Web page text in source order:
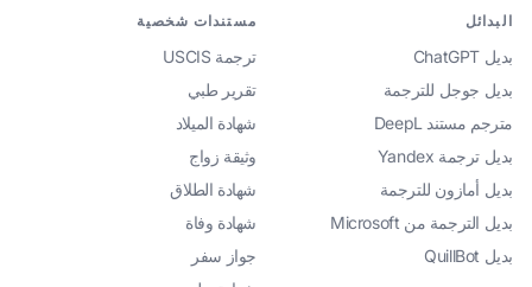
البدائل
بديل ChatGPT
بديل جوجل للترجمة
مترجم مستند DeepL
بديل ترجمة Yandex
بديل أمازون للترجمة
بديل الترجمة من Microsoft
بديل QuillBot
مستندات شخصية
ترجمة USCIS
تقرير طبي
شهادة الميلاد
وثيقة زواج
شهادة الطلاق
شهادة وفاة
جواز سفر